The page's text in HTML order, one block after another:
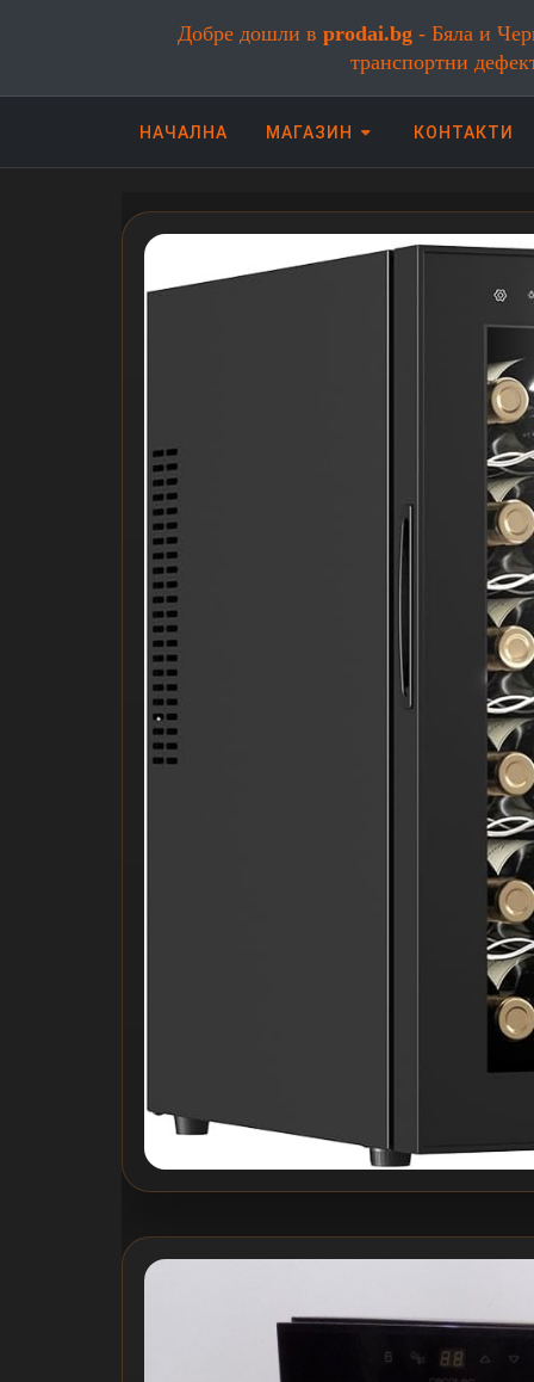
Добре дошли вprodai.bg - Бяла и
транспортни
НАЧАЛНА МАГАЗИН КОНТАКТИ